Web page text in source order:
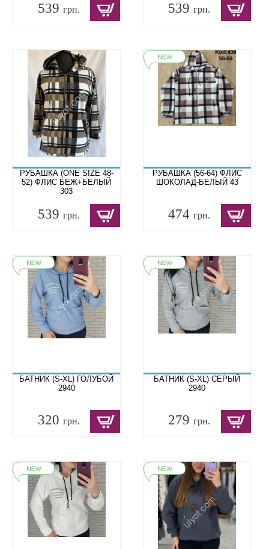
539 грн. 539грн.
РУБАШКА (ONE SIZE 48-
52) ФЛИС БЕЖ+БЕЛЫЙ
303
539 грн.
РУБАШКА (56-64) ФЛИС
ШОКОЛАД-БЕЛЫЙ 43
474грн.
БАТНИК (S-XL) ГОЛУБОЙ
2940
320 грн.
БАТНИК (S-XL) СЕРЫЙ
2940
279грн.